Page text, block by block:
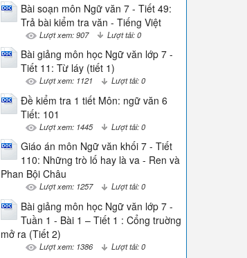
Bài soạn môn Ngữ văn 7 - Tiết 49:
Trả bài kiểm tra văn - Tiếng Việt
Lượt xem: 907 Lượt tải: 0
Bài giảng môn học Ngữ văn lớp 7 -
Tiết 11: Từ láy (tiết 1)
Lượt xem: 1121 Lượt tải: 0
Đề kiểm tra 1 tiết Môn: ngữ văn 6
Tiết: 101
Lượt xem: 1445 Lượt tải: 0
Giáo án môn Ngữ văn khối 7 - Tiết
110: Những trò lố hay là va - Ren và
Phan Bội Châu
Lượt xem: 1257 Lượt tải: 0
Bài giảng môn học Ngữ văn lớp 7 -
Tuần 1 - Bài 1 – Tiết 1 : Cổng truờng
mở ra (Tiết 2)
Lượt xem: 1386 Lượt tải: 0